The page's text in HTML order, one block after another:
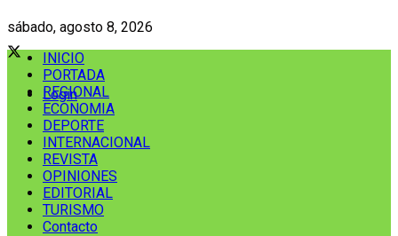
sábado, agosto 8, 2026
Login
INICIO
PORTADA
REGIONAL
ECONOMIA
DEPORTE
INTERNACIONAL
REVISTA
OPINIONES
EDITORIAL
TURISMO
Contacto